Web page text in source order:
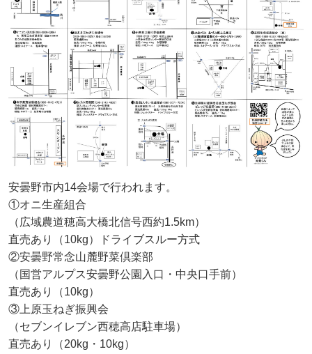
安曇野市内14会場で行われます。
①オニ生産組合
（広域農道穂高大橋北信号西約1.5km）
直売あり（10kg）ドライブスルー方式
②安曇野常念山麓野菜倶楽部
（国営アルプス安曇野公園入口・中央口手前）
直売あり（10kg）
③上原玉ねぎ振興会
（セブンイレブン西穂高店駐車場）
直売あり（20kg・10kg）